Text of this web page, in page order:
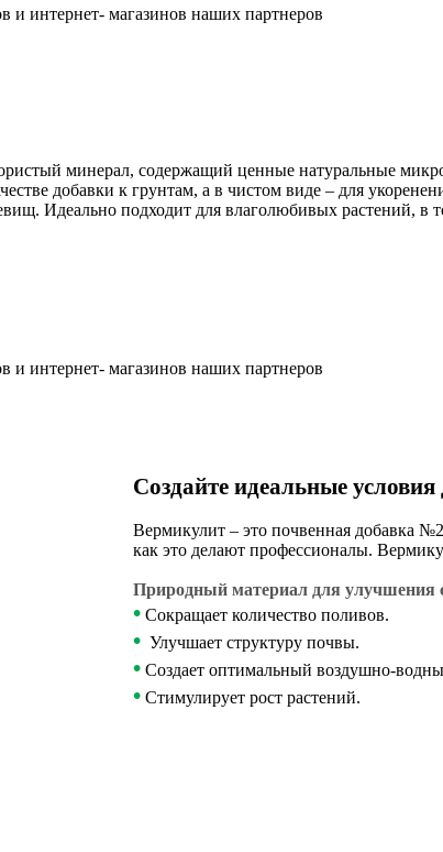
интернет- магазинов наших партнеров
минерал, содержащий ценные натуральные
добавки к грунтам, а в чистом виде – для
Идеально подходит для влаголюбивых растений, в
интернет- магазинов наших партнеров
Создайте идеальные
Вермикулит – это почвенная добавка
как это делают профессионалы.
Природный материал для улучшения
• Сокращает количество поливов.
• Улучшает структуру почвы.
• Создает оптимальный воздушно-
• Стимулирует рост растений.